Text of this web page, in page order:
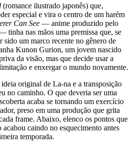
(romance ilustrado japonês) que,
especial e vira o centro de um harém
Can See — anime produzido pelo
tinha nas mãos uma premissa que, se
sido um marco recente no gênero de
Kunon Gurion, um jovem nascido
da visão, mas que decide usar a
e enxergar o mundo novamente.
original de La-na e a transposição
no caminho. O que deveria ser uma
acaba se tornando um exercício
preso em uma produção que grita
frame. Abaixo, elenco os pontos que
caindo no esquecimento antes
temporada.